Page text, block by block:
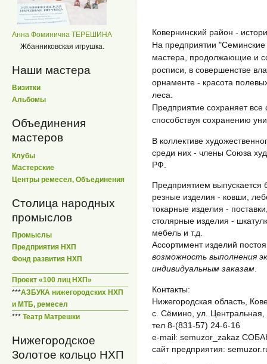
Анна Фоминична ТЕРЕШИНА
Жбанниковская игрушка.
Наши мастера
Визитки
Альбомы
Объединения
мастеров
Клубы
Мастерские
Центры ремесел, Объединения
Столица народных
промыслов
Промыслы
Предприятия НХП
Фонд развития НХП
Проект «100 лиц НХП»
***АЗБУКА нижегородских НХП
и МТБ, ремесел
*** Театр Матрешки
Нижегородское
Золотое кольцо НХП
Ковернинский район -
На предприятии
мастера, продолжающие и
росписи, в совершенстве
орнаменте - красота
леса.
Предприятие сохраняет все
способствуя сохранению
В коллективе
среди них - члены Союза
РФ.
Предприятием выпускается
резные изделия - ковши,
токарные изделия -
столярные изделия -
мебель и т.д.
Ассортимент изделий
возможность выполнения
индивидуальным заказам.
Контакты:
Нижегородская область,
с. Сёмино, ул. Центральная,
тел 8-(831-57) 24-6-16
e-mail: semuzor_zakaz
сайт предприятия: